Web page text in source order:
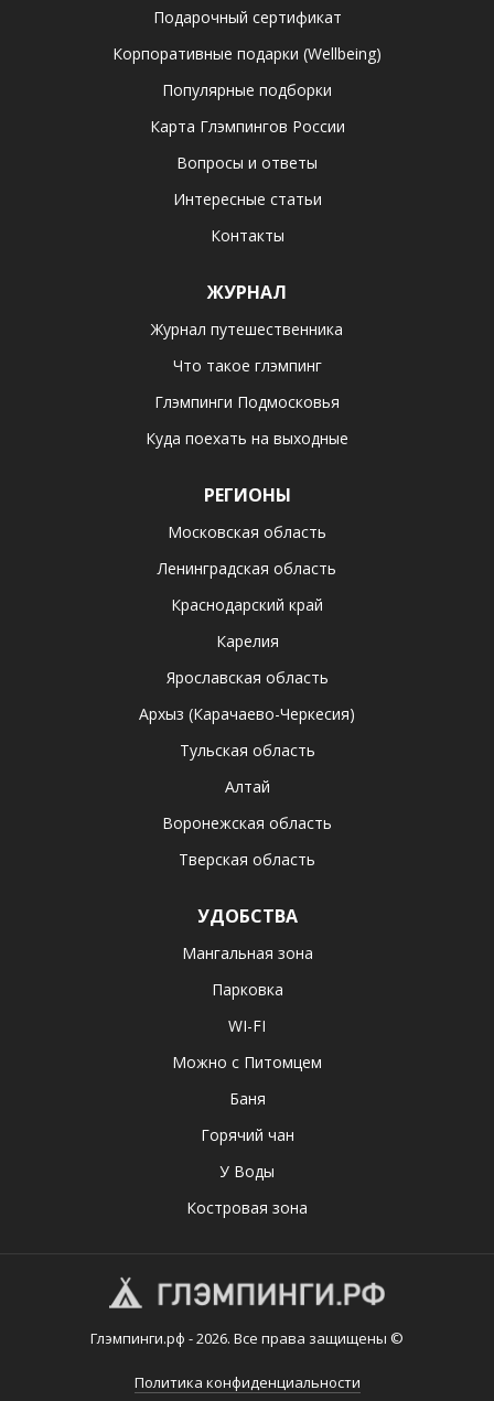
Подарочный сертификат
Корпоративные подарки (Wellbeing)
Популярные подборки
Карта Глэмпингов России
Вопросы и ответы
Интересные статьи
Контакты
ЖУРНАЛ
Журнал путешественника
Что такое глэмпинг
Глэмпинги Подмосковья
Куда поехать на выходные
РЕГИОНЫ
Московская область
Ленинградская область
Краснодарский край
Карелия
Ярославская область
Архыз (Карачаево-Черкесия)
Тульская область
Алтай
Воронежская область
Тверская область
УДОБСТВА
Мангальная зона
Парковка
WI-FI
Можно с Питомцем
Баня
Горячий чан
У Воды
Костровая зона
Глэмпинги.рф - 2026. Все права защищены ©
Политика конфиденциальности